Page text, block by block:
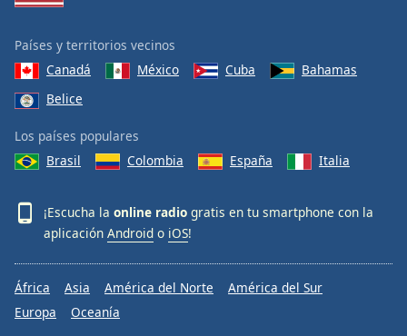
Países y territorios vecinos
Canadá
México Cuba
Bahamas
Belice
Los países populares
Brasil
Colombia España Italia
¡Escucha la online radio gratis en tu smartphone con la
aplicación Android o iOS!
África Asia América del Norte
América del Sur
Europa
Oceanía